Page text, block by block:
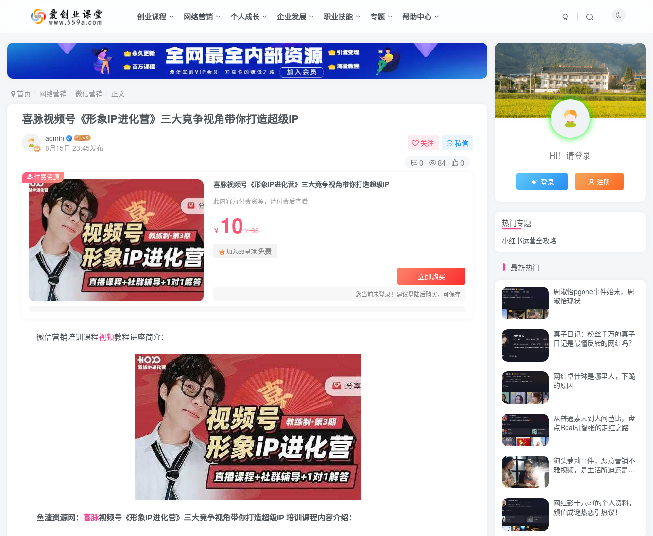
创业课程 网络营销 个人成长 企业发展 职业技能 专题 帮助中心
首页 网络营销 微信营销 正文
喜脉视频号《形象iP进化营》三大竟争视角带你打造超级iP
admin
8月15日 23:45发布
关注 私信
0 84 0
喜脉视频号《形象iP进化营》三大竟争视角带你打造超级iP
此内容为付费资源，请付费后查看
￥ 10￥88
加入59星球免费
立即购买
您当前未登录！建议登陆后购买，可保存
付费资源
微信营销培训课程视频教程讲座简介：
鱼渣资源网： 喜脉视频号《形象iP进化营》三大竟争视角带你打造超级iP 培训课程内容介绍：
最新热门
周淑怡pgone事件始末，周
淑怡现状
真子日记：粉丝千万的真子
日记是最懂反转的网红吗？
网红卓仕琳是哪里人，下跪
狗头萝莉事件，恶意营销不
颜值成谜热恋引热议！
标签云
视频(244) 抖音
引流(118) 课程(103) 变现(79)
创业 小红书(69)
流量(57) 电商
文案(46) 教程 (46) 闲鱼(40) 赚钱 (39)
微信 商业思维(39) 直播间(38)
热门文章
1 叁心笔记《淘宝无货源模式》如何卖女装之冬装
2 哪吒2票房破百亿，但在北美排片只有7%
3 怎样读一本好书？速成金句炼不成你的认知方法论
HI！请登录
登录 注册
热门专题
小红书运营全攻略
最新热门
周淑怡pgone事件始末，周
淑怡现状
真子日记：粉丝千万的真子
日记是最懂反转的网红吗？
网红卓仕琳是哪里人，下跪
的原因
从普通素人到人间芭比，盘
点Real机智张的走红之路
狗头萝莉事件，恶意营销不
雅视频，是生活所迫还是故
网红彭十六elf的个人资料，
颜值成谜热恋引热议！